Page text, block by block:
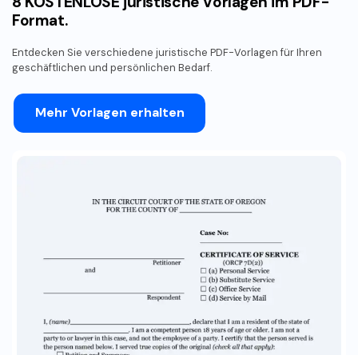
Format.
Entdecken Sie verschiedene juristische PDF-Vorlagen für Ihren
geschäftlichen und persönlichen Bedarf.
Mehr Vorlagen erhalten